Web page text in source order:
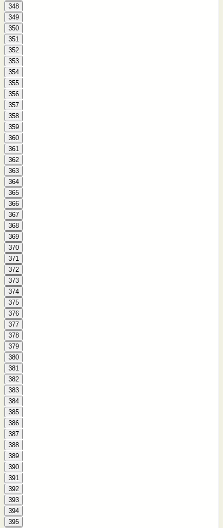
348
349
350
351
352
353
354
355
356
357
358
359
360
361
362
363
364
365
366
367
368
369
370
371
372
373
374
375
376
377
378
379
380
381
382
383
384
385
386
387
388
389
390
391
392
393
394
395